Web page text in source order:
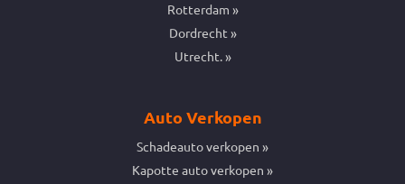
Rotterdam
Dordrecht
Utrecht.
Auto Verkopen
Schadeauto verkopen
Kapotte auto verkopen